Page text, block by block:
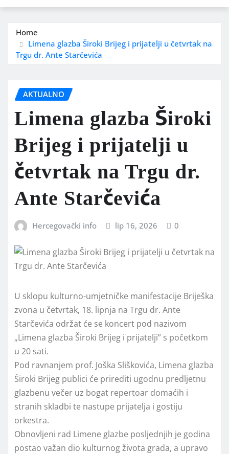
Home
Limena glazba Široki Brijeg i prijatelji u četvrtak na
Trgu dr. Ante Starčevića
AKTUALNO
Limena glazba Široki
Brijeg i prijatelji u
četvrtak na Trgu dr.
Ante Starčevića
Hercegovački info lip 16, 2026 0
U sklopu kulturno-umjetničke manifestacije Briješka
zvona u četvrtak, 18. lipnja na Trgu dr. Ante
Starčevića održat će se koncert pod nazivom
„Limena glazba Široki Brijeg i prijatelji” s početkom
u 20 sati.
Pod ravnanjem prof. Joška Sliškovića, Limena glazba
Široki Brijeg publici će prirediti ugodnu predljetnu
glazbenu večer uz bogat repertoar domaćih i
stranih skladbi te nastupe prijatelja i gostiju
orkestra.
Obnovljeni rad Limene glazbe posljednjih je godina
postao važan dio kulturnog života grada, a upravo